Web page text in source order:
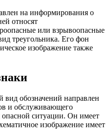
на информирования о
относят
или взрывоопасные
треугольника. Его фон
изображение также
вид обозначений направлен
и обслуживающего
опасной ситуации. Он имеет
изображение имеет